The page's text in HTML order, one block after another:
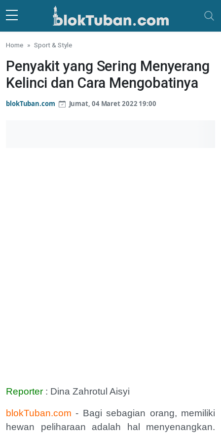
Skip to main content
Home Sport & Style
Penyakit yang Sering Menyerang
Kelinci dan Cara Mengobatinya
blokTuban.com Jumat, 04 Maret 2022 19:00
Reporter : Dina Zahrotul Aisyi
blokTuban.com - Bagi sebagian orang, memiliki
hewan peliharaan adalah hal menyenangkan.